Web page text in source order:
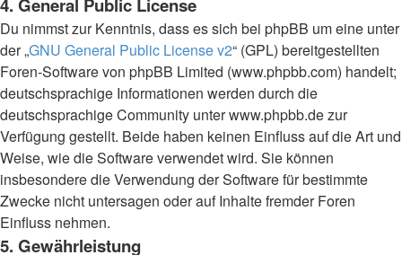
4. General Public License
Du nimmst zur Kenntnis, dass es sich bei phpBB um eine unter
der „GNU General Public License v2“ (GPL) bereitgestellten
Foren-Software von phpBB Limited (www.phpbb.com) handelt;
deutschsprachige Informationen werden durch die
deutschsprachige Community unter www.phpbb.de zur
Verfügung gestellt. Beide haben keinen Einfluss auf die Art und
Weise, wie die Software verwendet wird. Sie können
insbesondere die Verwendung der Software für bestimmte
Zwecke nicht untersagen oder auf Inhalte fremder Foren
Einfluss nehmen.
5. Gewährleistung